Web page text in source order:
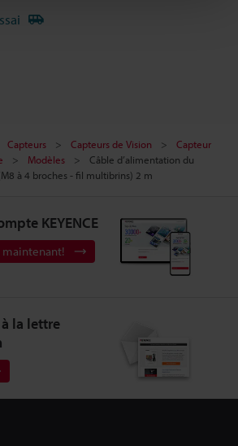
Capteurs Capteurs de Vision
Capteur
Modèles
Câble d’alimentation du
à 4 broches - fil multibrins) 2 m
KEYENCE
maintenant!
la lettre